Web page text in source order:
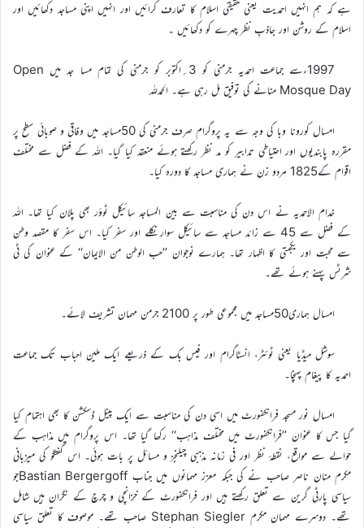
ہے کہ ہم انہیں احمدیت یعنی حقیقی اسلام کا تعارف کرائیں اور انہیں اپنی مساجد دکھائیں اور
اسلام کے روشن اور جاذبِ نظر چہرے کو دکھائیں ۔
1997ءسے جماعت احمدیہ جرمنی کو 3؍اکتوبر کو جرمنی کی تمام مسا جد میں Open
Mosque Day منانے کی توفیق مل رہی ہے۔ الحمدللہ
امسال کورونا وبا کی وجہ سے یہ پروگرام صرف جرمنی کی 50مساجد میں وفاقی و صوبائی سطح پر
مقررہ پابندیوں اور احتیاطی تدابیر کو مد نظر رکھتے ہوئے منعقد کیا گیا۔ اللہ کے فضل سے مختلف
اقوام کے1825 مردو زن نے ہماری مساجد کا دورہ کیا۔
خدام الاحمدیہ نے اس دن کی مناسبت سے بین المساجد سائیکل ٹوؤر بھی پلان کیا تھا۔ اللہ
کے فضل سے 45 سے زائد مساجد سے سائیکل سوار نکلے اور سفر کیا۔ اس سفر کا مقصد وطن
سے محبت اور یکجہتی کا اظہار تھا۔ ہمارے نوجوان ’’حب الوطن من الایمان‘‘ کے عنوان کی ٹی
شرٹس پہنے ہوئے تھے۔
امسال ہماری50مساجد میں مجموعی طور پر 2100 جرمن مہمان تشریف لائے۔
سوشل میڈیا یعنی ٹوئٹر، انسٹاگرام اور فیس بک کے ذریعے ایک ملین احباب تک جماعت
احمدیہ کا پیغام پہنچا۔
امسال نور مسجد فرانکفورٹ میں اسی دن کی مناسبت سے ایک پینل ڈسکشن کا بھی اہتمام کیا
گیا جس کا عنوان ’’فرانکفورٹ میں مختلف مذاہب‘‘ رکھا گیا تھا۔ اس پروگرام میں مذاہب کے
حوالے سے مواقع، نقطۂ نظر اور فی زمانہ مذہبی چیلنجز و مسائل پر بات ہوئی۔ اس گفتگو کی میزبانی
مکرم منان ناصر صاحب نے کی جبکہ معزز مہمانوں میں جناب Bastian Bergergoffجو
سیاسی پارٹی گرین سے تعلق رکھتے ہیں اور فرانکفورٹ کے خزانچی و چرچ کے نگران ہیں شامل
تھے۔ دوسرے مہمان مکرم Stephan Siegler صاحب تھے۔ موصوف کا تعلق سیاسی